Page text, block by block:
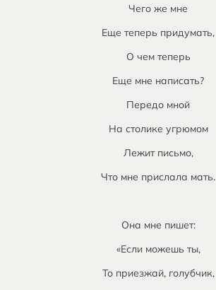
Чего же мне
Еще теперь придумать,
О чем теперь
Еще мне написать?
Передо мной
На столике угрюмом
Лежит письмо,
Что мне прислала мать.
Она мне пишет:
«Если можешь ты,
То приезжай, голубчик,